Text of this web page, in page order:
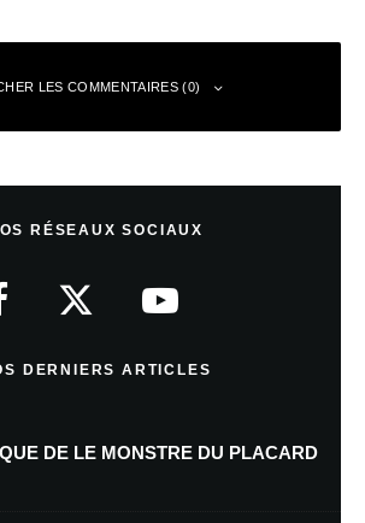
LES COMMENTAIRES (0)
RÉSEAUX SOCIAUX
DERNIERS ARTICLES
DE LE MONSTRE DU PLACARD